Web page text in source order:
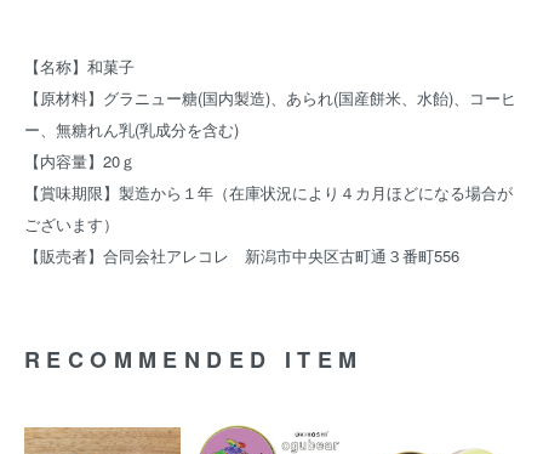
【名称】和菓子
【原材料】グラニュー糖(国内製造)、あられ(国産餅米、水飴)、コーヒ
ー、無糖れん乳(乳成分を含む)
【内容量】20ｇ
【賞味期限】製造から１年（在庫状況により４カ月ほどになる場合が
ございます）
【販売者】合同会社アレコレ 新潟市中央区古町通３番町556
RECOMMENDED ITEM